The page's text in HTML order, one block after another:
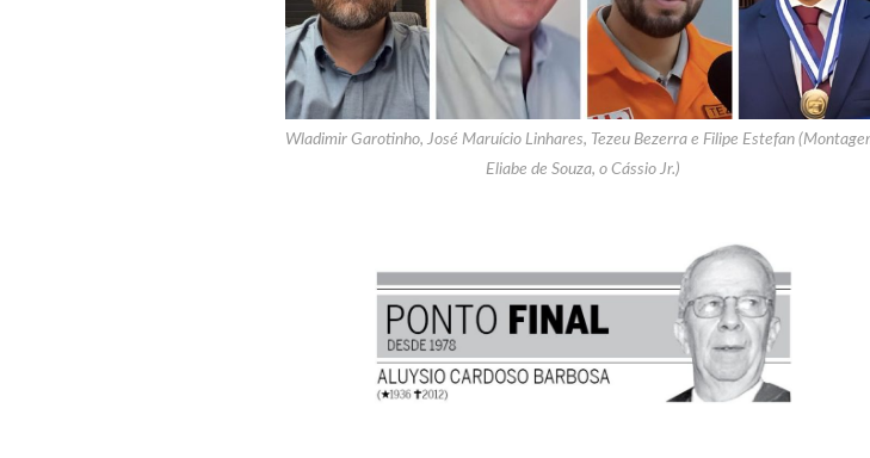
Wladimir Garotinho, José Maruício Linhares, Tezeu Bezerra e Filipe Estefan
Eliabe de Souza, o Cássio Jr.)